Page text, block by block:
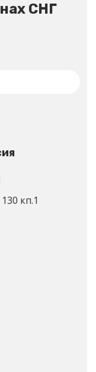
СНГ
кп.1